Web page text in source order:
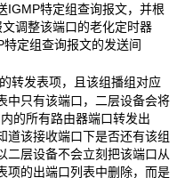
IGMP特定组查询报文，并根
调整该端口的老化定时器
特定组查询报文的发送间
转发表项，且该组播组对应
中只有该端口，二层设备会将
的所有路由器端口转发出
道该接收端口下是否还有该组
二层设备不会立刻把该端口从
项的出端口列表中删除，而是